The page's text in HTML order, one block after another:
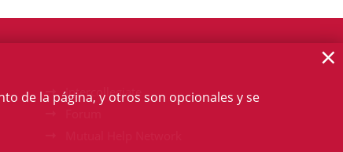
Intercollegiate
de la página, y otros son opcionales y se
×